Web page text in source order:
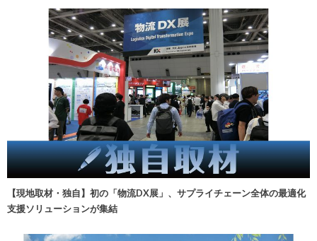
【現地取材・独自】初の「物流DX展」、サプライチェーン全体の最適化
支援ソリューションが集結